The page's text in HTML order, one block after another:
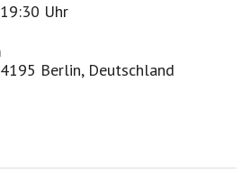
title/was-man-von-hier-
wir anschließend in der Luise
Uhr
Berlin, Deutschland